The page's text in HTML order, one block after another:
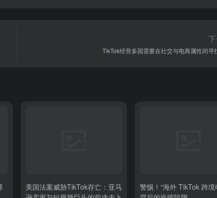
TikTok经营多国需要在社交与电商属性间寻
美国法案威胁TikTok存亡：亚马
警惕！“海外 TikTok 跨境